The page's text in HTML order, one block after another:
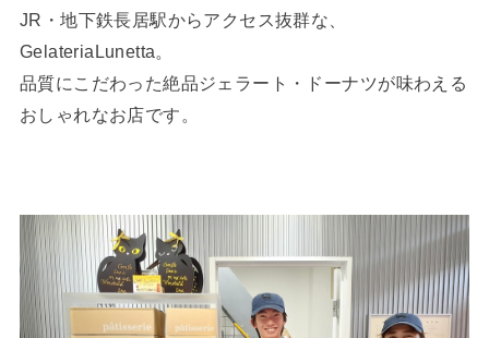
JR・地下鉄長居駅からアクセス抜群な、
GelateriaLunetta。
品質にこだわった絶品ジェラート・ドーナツが味わえる
おしゃれなお店です。